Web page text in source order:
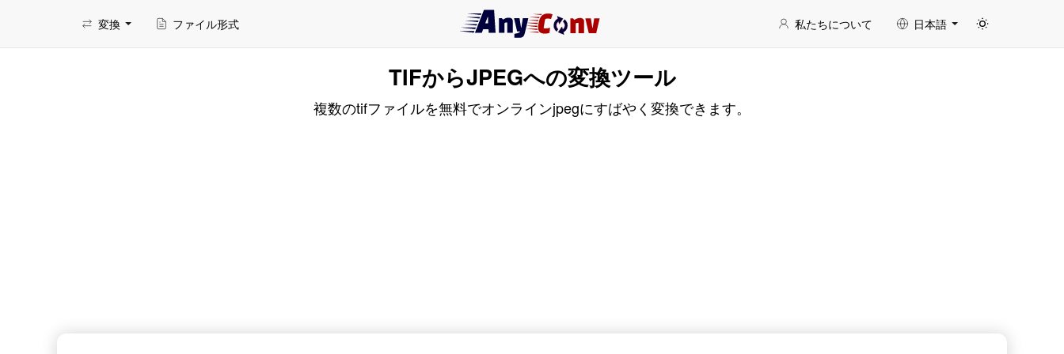
変換 ファイル形式 私たちについて 日本語
TIFからJPEGへの変換ツール
複数のtifファイルを無料でオンラインjpegにすばやく変換できます。